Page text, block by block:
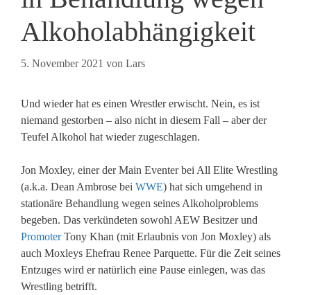
Alkoholabhängigkeit
5. November 2021 von Lars
Und wieder hat es einen Wrestler erwischt. Nein, es ist
niemand gestorben – also nicht in diesem Fall – aber der
Teufel Alkohol hat wieder zugeschlagen.
Jon Moxley, einer der Main Eventer bei All Elite Wrestling
(a.k.a. Dean Ambrose bei WWE) hat sich umgehend in
stationäre Behandlung wegen seines Alkoholproblems
begeben. Das verkündeten sowohl AEW Besitzer und
PromoterTony Khan (mit Erlaubnis von Jon Moxley) als
auch Moxleys Ehefrau Renee Parquette. Für die Zeit seines
Entzuges wird er natürlich eine Pause einlegen, was das
Wrestling betrifft.